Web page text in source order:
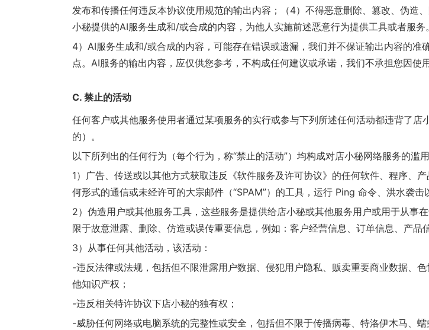
发布和传播任何违反本协议使用规范的输出内容；（4）不得恶意删除、篡改、伪造
小秘提供的AI服务生成和/或合成的内容，为他人实施前述恶意行为提供工具或者服务。
4）AI服务生成和/或合成的内容，可能存在错误或遗漏，我们并不保证输出内容的
点。AI服务的输出内容，应仅供您参考，不构成任何建议或承诺，我们不承担您因使
C. 禁止的活动
任何客户或其他服务使用者通过某项服务的实行或参与下列所述任何活动都违背了
的）。
以下所列出的任何行为（每个行为，称“禁止的活动”）均构成对店小秘网络服务的滥
1）广告、传送或以其他方式获取违反《软件服务及许可协议》的任何软件、程序、
何形式的通信或未经许可的大宗邮件（“SPAM”）的工具，运行 Ping 命令、洪水袭击
2）伪造用户或其他服务工具，这些服务是提供给店小秘或其他服务用户或用于从事
限于故意泄露、删除、仿造或误传重要信息，例如：客户经营信息、订单信息、产品
3）从事任何其他活动，该活动：
-违反法律或法规，包括但不限泄露用户数据、侵犯用户隐私、贩卖重要商业数据、
他知识产权；
-违反相关特许协议下店小秘的独有权；
-威胁任何网络或电脑系统的完整性或安全，包括但不限于传播病毒、特洛伊木马、